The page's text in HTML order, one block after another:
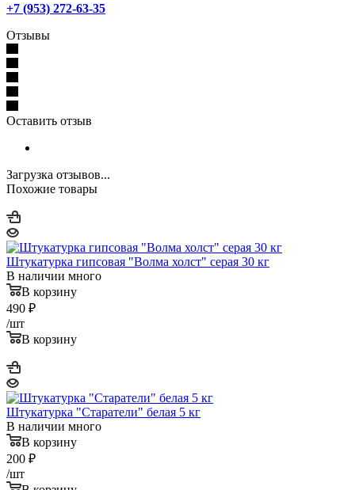
+7 (953) 272-63-35
Отзывы
Оставить отзыв
Загрузка отзывов...
Похожие товары
Штукатурка гипсовая "Волма холст" серая 30 кг
В наличии много
В корзину
490 ₽
/шт
В корзину
Штукатурка "Старатели" белая 5 кг
В наличии много
В корзину
200 ₽
/шт